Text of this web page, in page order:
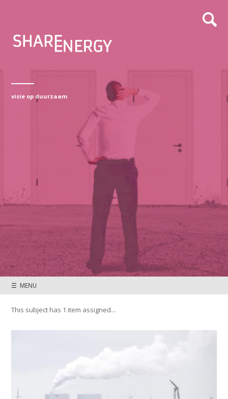
visie op duurzaam
☰ MENU
This subject has 1 item assigned...